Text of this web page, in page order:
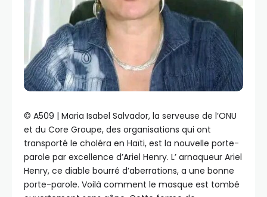
©️ A509 | Maria Isabel Salvador, la serveuse de l’ONU
et du Core Groupe, des organisations qui ont
transporté le choléra en Haïti, est la nouvelle porte-
parole par excellence d’Ariel Henry. L’ arnaqueur Ariel
Henry, ce diable bourré d’aberrations, a une bonne
porte-parole. Voilà comment le masque est tombé